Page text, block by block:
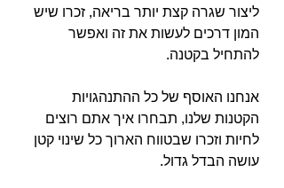
ליצור שגרה קצת יותר בריאה, זכרו שיש
המון דרכים לעשות את זה ואפשר
להתחיל בקטנה.⁣⁣
אנחנו האוסף של כל ההתנהגויות
הקטנות שלנו, תבחרו איך אתם רוצים
לחיות וזכרו שבטווח הארוך כל שינוי קטן
עושה הבדל גדול.⁣